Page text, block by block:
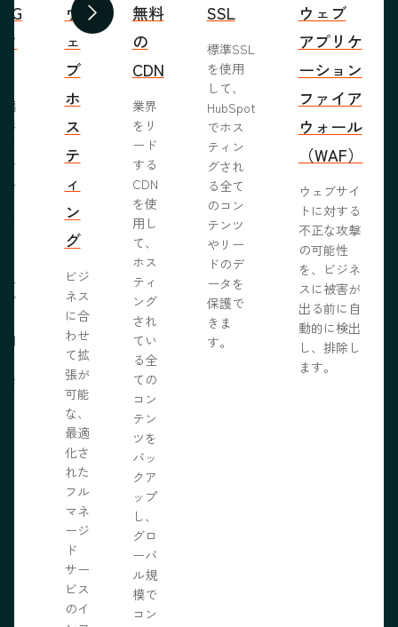
前へ 次へ
編
形
ル
ル
ブ
ウ
ェ
ブ
ホ
ス
テ
ィ
ン
グ
ビジ
ネス
に合
わせ
て拡
張が
可能
な、
最適
化さ
れた
フル
マネ
ージ
ド
サー
ビス
のイ
無料
の
CDN
業界
をリ
ード
する
CDN
を使
用し
て、
ホス
ティ
ング
され
てい
る全
ての
コン
テン
ツを
バッ
クア
ップ
し、
グロ
ーバ
ル規
模で
コン
SSL
標準SSL
を使用
して、
HubSpot
でホス
ティン
グされ
る全て
のコン
テンツ
やリー
ドのデ
ータを
保護で
きま
す。
ウェブ
アプリケ
ーション
ファイア
ウォール
（WAF）
ウェブサイ
トに対する
不正な攻撃
の可能性
を、ビジネ
スに被害が
出る前に自
動的に検出
し、排除し
ます。